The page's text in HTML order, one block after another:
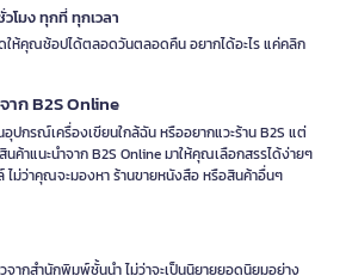
โมง ทุกที่ ทุกเวลา
ให้คุณช้อปได้ตลอดวันตลอดคืน อยากได้อะไร แค่คลิก
าก B2S Online
อุปกรณ์เครื่องเขียนใกล้ฉัน หรืออยากแวะร้าน B2S แต่
นค้าแนะนำจาก B2S Online มาให้คุณเลือกสรรได้ง่ายๆ
ม่ว่าคุณจะมองหา ร้านขายหนังสือ หรือสินค้าอื่นๆ
จากสำนักพิมพ์ชั้นนำ ไม่ว่าจะเป็นนิยายยอดนิยมอย่าง